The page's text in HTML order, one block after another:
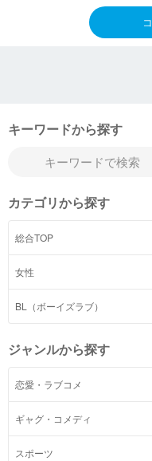
キーワードから探す
カテゴリから探す
総合TOP
女性
BL（ボーイズラブ）
ジャンルから探す
恋愛・ラブコメ
ギャグ・コメディ
スポーツ